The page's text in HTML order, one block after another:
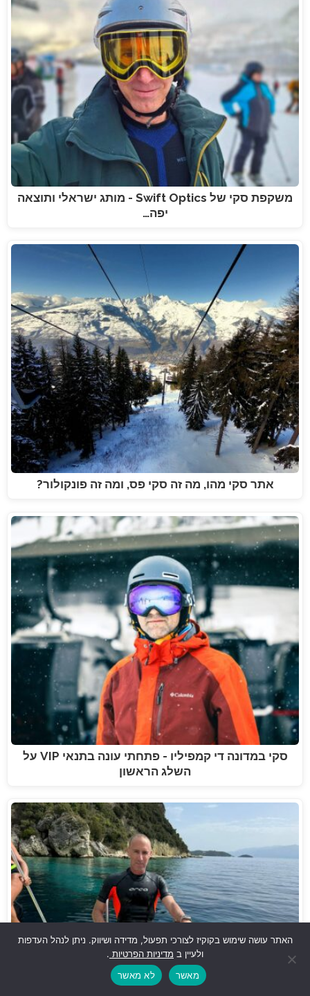
משקפת סקי של Swift Optics - מותג ישראלי ותוצאה
יפה…
אתר סקי מהו, מה זה סקי פס, ומה זה פונקולור?
סקי במדונה די קמפיליו - פתחתי עונה בתנאי VIP על
השלג הראשון
האתר עושה שימוש בקוקיז לצורכי תפעול, מדידה ושיווק. ניתן לנהל העדפות
ולעיין ב מדיניות הפרטיות .
מאשר
לא מאשר